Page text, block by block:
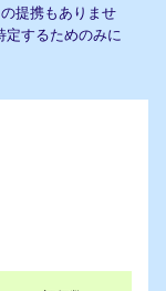
提携もありませ
定するためのみに